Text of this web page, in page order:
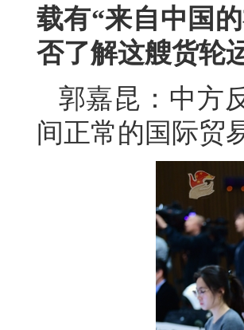
载有“来自中国
否了解这艘货轮
郭嘉昆：中方
间正常的国际贸